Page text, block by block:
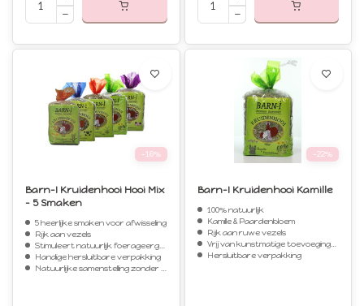
-16%
Barn-I Kruidenhooi Hooi Mix
- 5 Smaken
5 heerlijke smaken voor afwisseling
Rijk aan vezels
Stimuleert natuurlijk foerageergedrag
Handige hersluitbare verpakking
Natuurlijke samenstelling zonder toevoegingen
-22%
Barn-I Kruidenhooi Kamille
100% natuurlijk
Kamille & Paardenbloem
Rijk aan ruwe vezels
Vrij van kunstmatige toevoegingen
Hersluitbare verpakking